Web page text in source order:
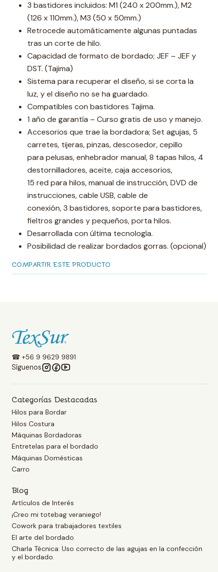
3 bastidores incluidos: M1 (240 x 200mm.), M2
(126 x 110mm.), M3 (50 x 50mm.)
Retrocede automáticamente algunas puntadas
tras un corte de hilo.
Capacidad de formato de bordado; JEF – JEF y
DST. (Tajima)
Sistema para recuperar el diseño, si se corta la
luz, y el diseño no se ha guardado.
Compatibles con bastidores Tajima.
1 año de garantía – Curso gratis de uso y manejo.
Accesorios que trae la bordadora; Set agujas, 5
carretes, tijeras, pinzas, descosedor, cepillo
para pelusas, enhebrador manual, 8 tapas hilos, 4
destornilladores, aceite, caja accesorios,
15 red para hilos, manual de instrucción, DVD de
instrucciones, cable USB, cable de
conexión, 3 bastidores, soporte para bastidores,
fieltros grandes y pequeños, porta hilos.
Desarrollada con última tecnología.
Posibilidad de realizar bordados gorras. (opcional)
COMPARTIR ESTE PRODUCTO
☎ +56 9 9629 9891
Síguenos
Categorías Destacadas
Hilos para Bordar
Hilos Costura
Máquinas Bordadoras
Entretelas para el bordado
Máquinas Domésticas
Carro
Blog
Artículos de Interés
¡Creo mi totebag veraniego!
Cowork para trabajadores textiles
El arte del bordado
Charla Técnica: Uso correcto de las agujas en la confección
y el bordado.